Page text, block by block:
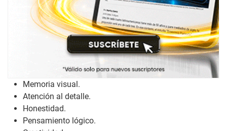
Memoria visual.
Atención al detalle.
Honestidad.
Pensamiento lógico.